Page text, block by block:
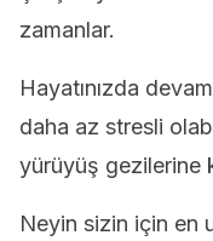
zamanlar.
Hayatınızda
daha az stresli
yürüyüş gezilerine
Neyin sizin için en